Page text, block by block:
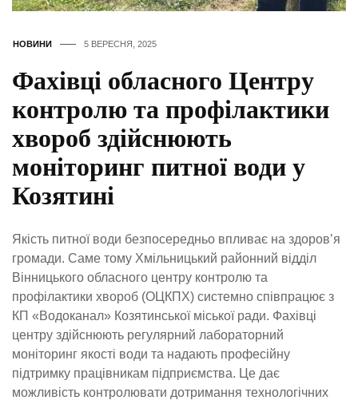
НОВИНИ 5 ВЕРЕСНЯ, 2025
Фахівці обласного Центру
контролю та профілактики
хвороб здійснюють
моніторинг питної води у
Козятині
Якість питної води безпосередньо впливає на здоров’я
громади. Саме тому Хмільницький районний відділ
Вінницького обласного центру контролю та
профілактики хвороб (ОЦКПХ) системно співпрацює з
КП «Водоканал» Козятинської міської ради. Фахівці
центру здійснюють регулярний лабораторний
моніторинг якості води та надають професійну
підтримку працівникам підприємства. Це дає
можливість контролювати дотримання технологічних